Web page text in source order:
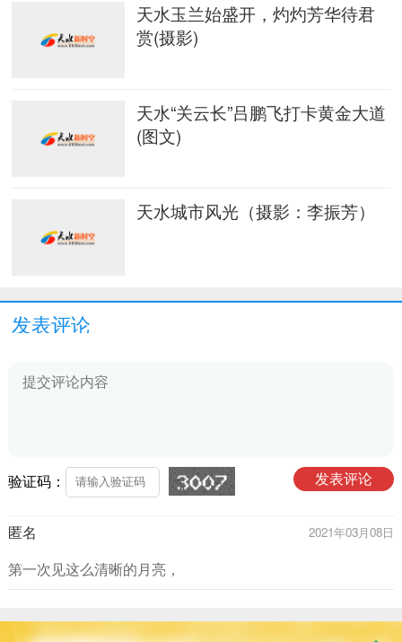
天水玉兰始盛开，灼灼芳华待君
赏(摄影)
天水“关云长”吕鹏飞打卡黄金大道
(图文)
天水城市风光（摄影：李振芳）
发表评论
验证码：
匿名 2021年03月08日
第一次见这么清晰的月亮，